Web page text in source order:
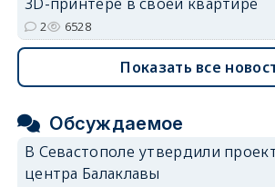
2 6528
Показать все
Обсуждаемое
В Севастополе утвердили
центра Балаклавы